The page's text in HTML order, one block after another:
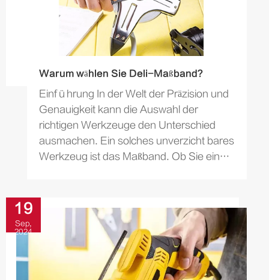
Warum wählen Sie Deli-Maßband?
Einführung In der Welt der Präzision und
Genauigkeit kann die Auswahl der
richtigen Werkzeuge den Unterschied
ausmachen. Ein solches unverzicht bares
Werkzeug ist das Maßband. Ob Sie ein
19
Sep,
2024